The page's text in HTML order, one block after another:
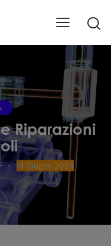
Riparazioni
14 Giugno 2024